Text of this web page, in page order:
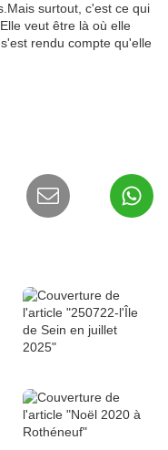
surtout, c'est ce qui
veut être là où elle
rendu compte qu'elle